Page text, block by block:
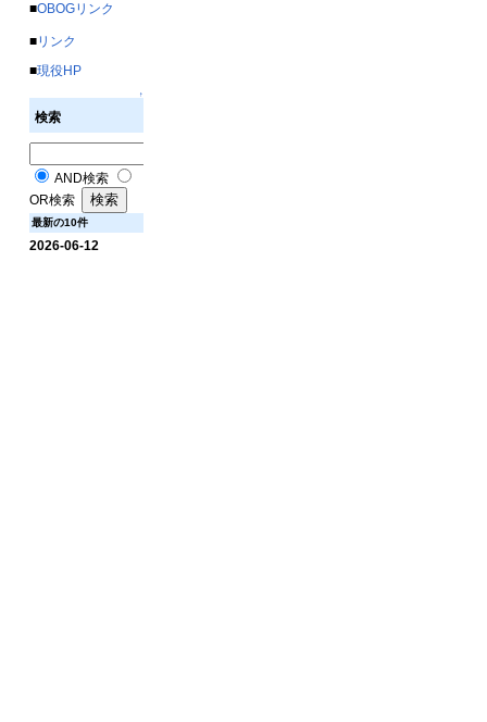
■OBOGリンク
■リンク
■現役HP
↑
検索
AND検索
OR検索
最新の10件
2026-06-12